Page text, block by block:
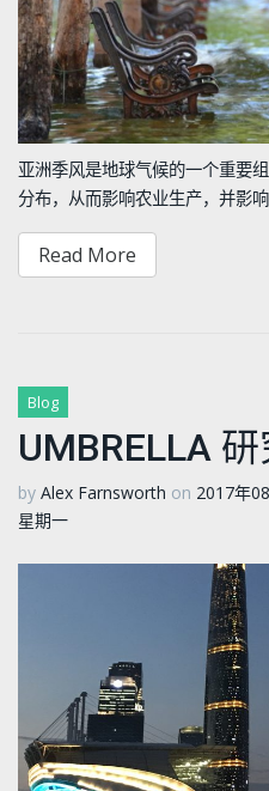
亚洲季风是地球气候的一个重要
分布，从而影响农业生产，并影
Read More
Blog
UMBRELLA
by Alex Farnsworth on 2017年
星期一